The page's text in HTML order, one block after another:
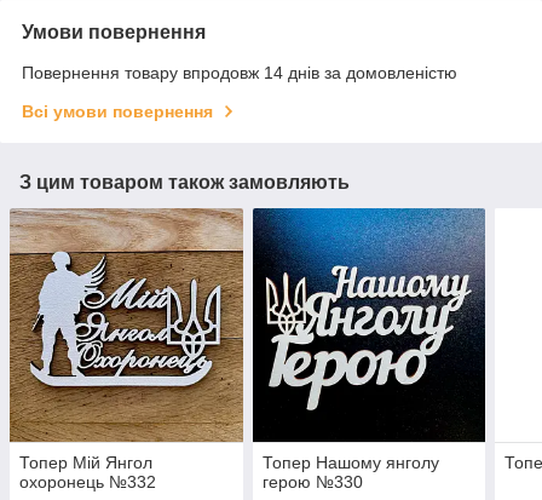
Умови повернення
Повернення товару впродовж 14 днів за домовленістю
Всі умови повернення
З цим товаром також замовляють
Топер Мій Янгол
охоронець №332
Топер Нашому янголу
герою №330